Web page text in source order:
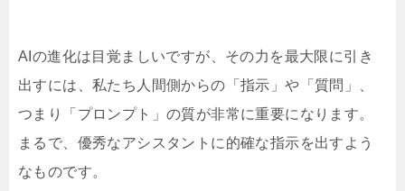
AIの進化は目覚ましいですが、その力を最大限に引き
出すには、私たち人間側からの「指示」や「質問」、
つまり「プロンプト」の質が非常に重要になります。
まるで、優秀なアシスタントに的確な指示を出すよう
なものです。